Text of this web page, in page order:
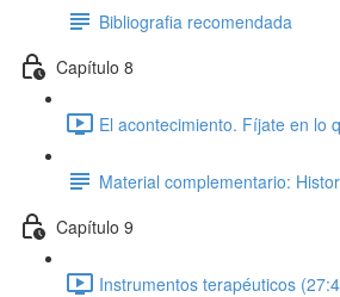
Bibliografia recomendada
Capítulo 8
El acontecimiento. Fíjate en lo
Material complementario:
Capítulo 9
Instrumentos terapéuticos